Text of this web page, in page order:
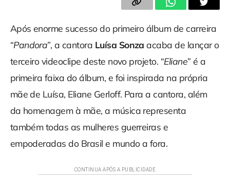
Após enorme sucesso do primeiro álbum de carreira
“Pandora”, a cantora Luísa Sonza acaba de lançar o
terceiro videoclipe deste novo projeto. “Eliane” é a
primeira faixa do álbum, e foi inspirada na própria
mãe de Luísa, Eliane Gerloff. Para a cantora, além
da homenagem à mãe, a música representa
também todas as mulheres guerreiras e
empoderadas do Brasil e mundo a fora.